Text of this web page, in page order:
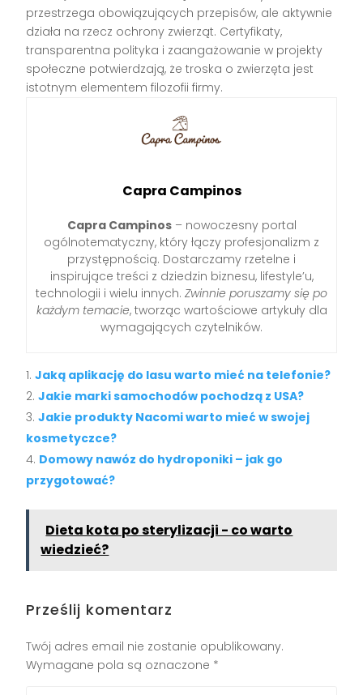
przestrzega obowiązujących przepisów, ale aktywnie
działa na rzecz ochrony zwierząt. Certyfikaty,
transparentna polityka i zaangażowanie w projekty
społeczne potwierdzają, że troska o zwierzęta jest
istotnym elementem filozofii firmy.
Capra Campinos
Capra Campinos– nowoczesny portal
ogólnotematyczny, który łączy profesjonalizm z
przystępnością. Dostarczamy rzetelne i
inspirujące treści z dziedzin biznesu, lifestyle’u,
technologii i wielu innych. Zwinnie poruszamy się po
każdym temacie, tworząc wartościowe artykuły dla
wymagających czytelników.
Jaką aplikację do lasu warto mieć na telefonie?
Jakie marki samochodów pochodzą z USA?
Jakie produkty Nacomi warto mieć w swojej
kosmetyczce?
Domowy nawóz do hydroponiki – jak go
przygotować?
Dieta kota po sterylizacji - co warto
wiedzieć?
Prześlij komentarz
Twój adres email nie zostanie opublikowany.
Wymagane pola są oznaczone *